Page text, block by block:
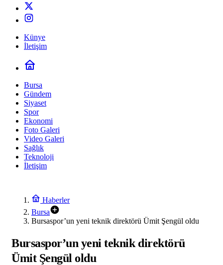
Künye
İletişim
Bursa
Gündem
Siyaset
Spor
Ekonomi
Foto Galeri
Video Galeri
Sağlık
Teknoloji
İletişim
Haberler
Bursa
Bursaspor’un yeni teknik direktörü Ümit Şengül oldu
Bursaspor’un yeni teknik direktörü
Ümit Şengül oldu